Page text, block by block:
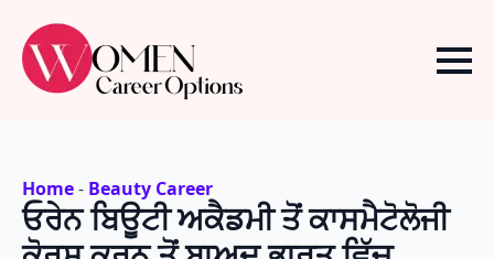
Home- Beauty Career
ਓਰੇਨ ਬਿਊਟੀ ਅਕੈਡਮੀ ਤੋਂ ਕਾਸਮੈਟੋਲੋਜੀ